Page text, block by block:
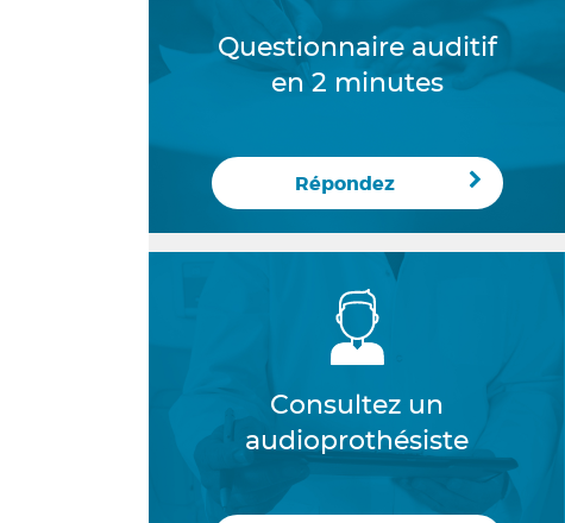
Questionnaire auditif
en 2 minutes
Répondez
Consultez un
audioprothésiste